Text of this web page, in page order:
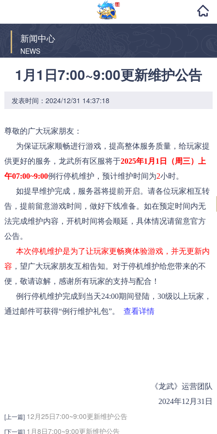
新闻中心
NEWS
1月1日7:00~9:00更新维护公告
发表时间：2024/12/31 14:37:18
尊敬的广大玩家朋友：
为保证玩家顺畅进行游戏，提高整体服务质量，给玩家提
供更好的服务，龙武所有区服将于2025年1月1日（周三）上
午07:00~9:00例行停机维护，预计维护时间为2小时。
如提早维护完成，服务器将提前开启。请各位玩家相互转
告，提前留意游戏时间，做好下线准备。如在预定时间内无
法完成维护内容，开机时间将会顺延，具体情况请留意官方
公告。
本次停机维护是为了让玩家更畅爽体验游戏，并无更新内
容 ，望广大玩家朋友互相告知。对于停机维护给您带来的不
便，敬请谅解，感谢所有玩家的支持与配合！
例行停机维护完成到当天24:00期间登陆，30级以上玩家，
通过邮件可获得“例行维护礼包”。 查看详情
《龙武》运营团队
2024年12月31日
[上一篇] 12月25日7:00~9:00更新维护公告
[下一篇] 1月8日7:00~9:00更新维护公告